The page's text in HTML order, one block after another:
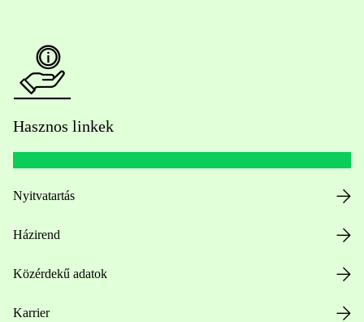
Hasznos linkek
Nyitvatartás
Házirend
Közérdekű adatok
Karrier